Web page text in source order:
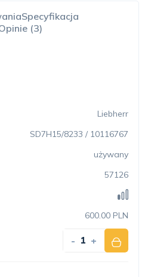
Specyfikacja
(3)
Liebherr
SD7H15/8233 / 10116767
używany
57126
600.00 PLN
- +